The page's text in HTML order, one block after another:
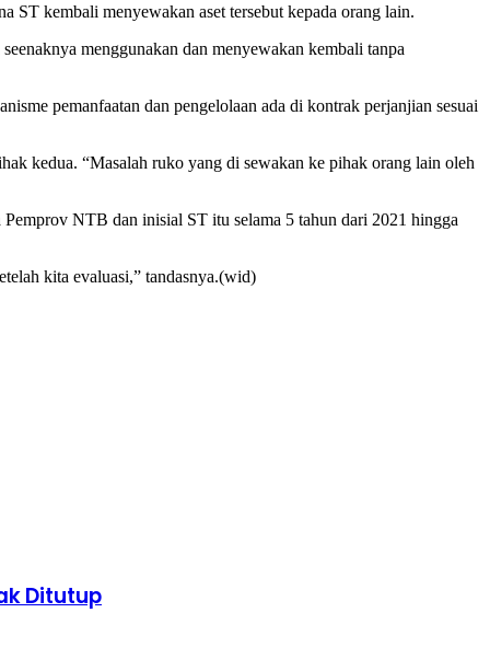
ST kembali menyewakan aset tersebut kepada orang lain.
menggunakan dan menyewakan kembali tanpa
pemanfaatan dan pengelolaan ada di kontrak perjanjian sesuai
kedua. “Masalah ruko yang di sewakan ke pihak orang lain oleh
NTB dan inisial ST itu selama 5 tahun dari 2021 hingga
kita evaluasi,” tandasnya.(wid)
Ditutup